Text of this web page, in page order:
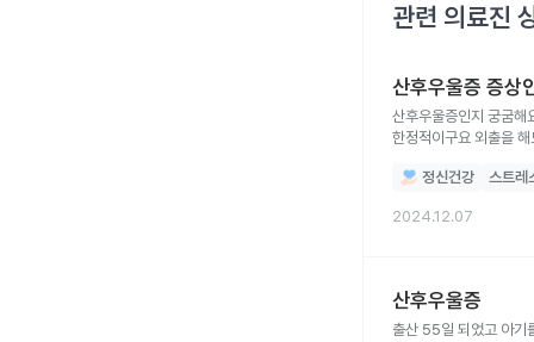
관련 의료진
산후우울증 증상
산후우울증인지 궁굼해
한정적이구요 외출을
게다가 최근에 시부모
정신건강 스트레
2024.12.07
산후우울증
출산 55일 되었고 아기를 돌